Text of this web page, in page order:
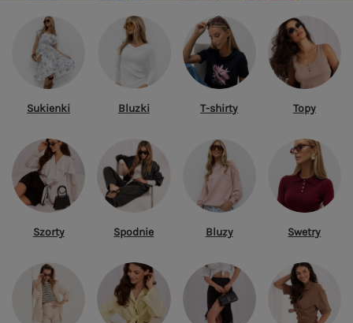
Sukienki Bluzki T-shirty Topy
Szorty Spodnie Bluzy Swetry